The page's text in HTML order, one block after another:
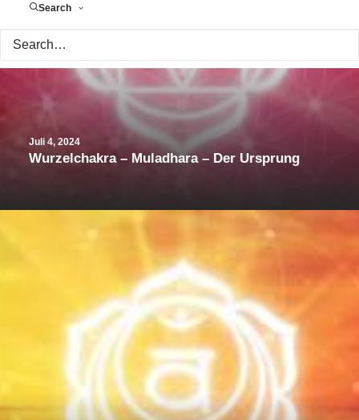
Search
Juli 4, 2024
Wurzelchakra – Muladhara – Der Ursprung